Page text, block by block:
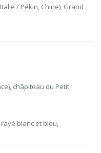
/ Pékin, Chine), Grand
châpiteau du Petit
blanc et bleu,